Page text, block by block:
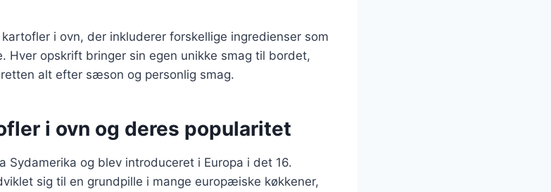
i ovn, der inkluderer forskellige ingredienser som
Hver opskrift bringer sin egen unikke smag til bordet,
alt efter sæson og personlig smag.
i ovn og deres popularitet
Sydamerika og blev introduceret i Europa i det 16.
sig til en grundpille i mange europæiske køkkener,